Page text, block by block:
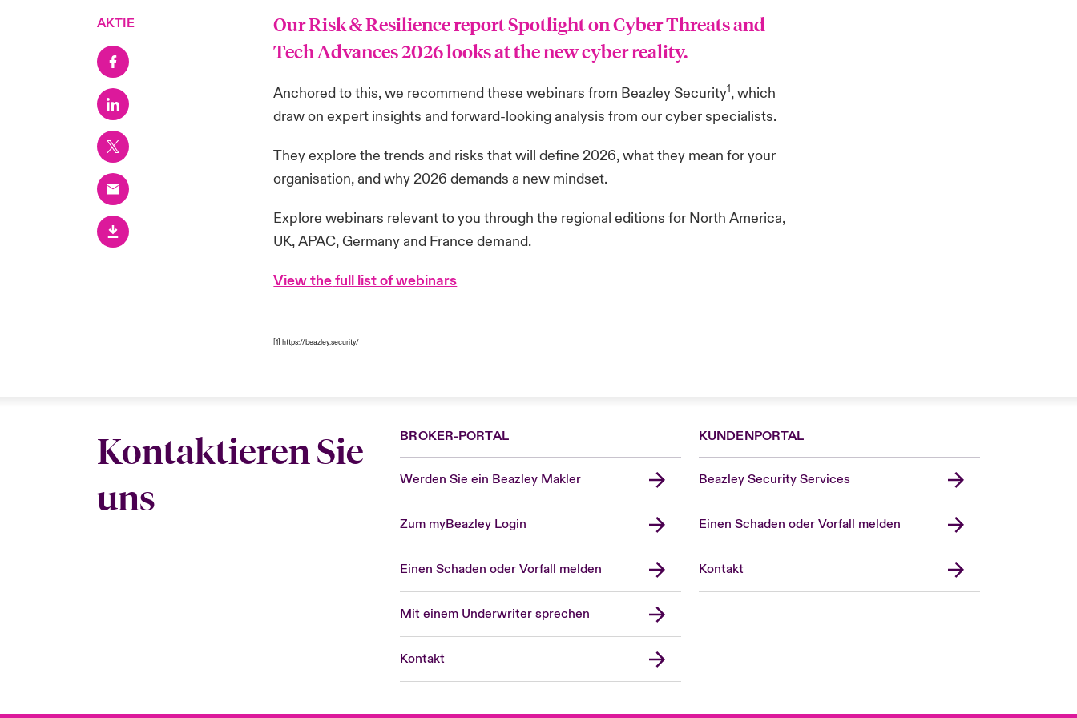
AKTIE Our Risk & Resilience reportSpotlight on Cyber Threats and
Tech Advances 2026looks at the new cyber reality.
Anchored to this, we recommend these webinars from Beazley Security1, which
draw on expert insights and forward-looking analysis from our cyber specialists.
They explore the trends and risks that will define 2026, what they mean for your
organisation, and why 2026 demands a new mindset.
Explore webinars relevant to you through the regional editions for North America,
UK,APAC,Germanyand France demand.
View thefull list of webinars
[1] https://beazley.security/
Kontaktieren Sie
uns
BROKER-PORTAL
Werden Sie ein Beazley Makler
Zum myBeazley Login
Einen Schaden oder Vorfall melden
Mit einem Underwriter sprechen
Kontakt
KUNDENPORTAL
Beazley Security Services
Einen Schaden oder Vorfall melden
KontaktUnited Kingdom